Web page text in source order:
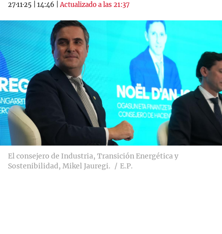
27·11·25 14:46 |Actualizado a las 21:37
El consejero de Industria, Transición Energética y
Sostenibilidad, Mikel Jauregi.
E.P.